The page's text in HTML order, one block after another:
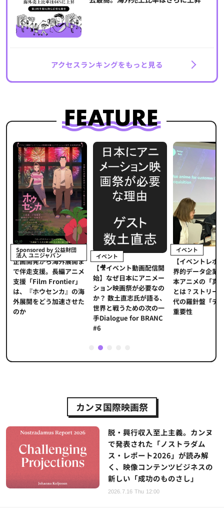
アクセスランキングをもっと見る
Sponsored by 公益財団
法人 ユニジャパン
企画開発から海外展開ま
で伴走支援。長編アニメ
支援「Film Frontier」
は、『ホウセンカ』の海
外展開をどう加速させた
のか
イベント
【🎥イベント動画配信開
始】なぜ日本にアニメー
ション映画祭が必要なの
か？ 数土直志氏が語る、
世界と戦うための次の一
手Dialogue for BRANC
#6
イベント
【イベントレポ
界的データ企業
本アニメの「真
とは？ストリー
代の羅針盤「デ
重要性
2
カンヌ国際映画祭
脱・興行収入至上主義。カンヌ
で発表された「ノストラダム
ス・レポート2026」が読み解
く、映像コンテンツビジネスの
新しい「成功のものさし」
2026.7.16 Thu 12:00